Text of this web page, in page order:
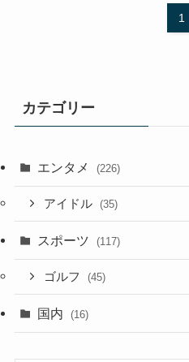
1
カテゴリー
エンタメ (226)
アイドル (35)
スポーツ (117)
ゴルフ (45)
国内 (16)